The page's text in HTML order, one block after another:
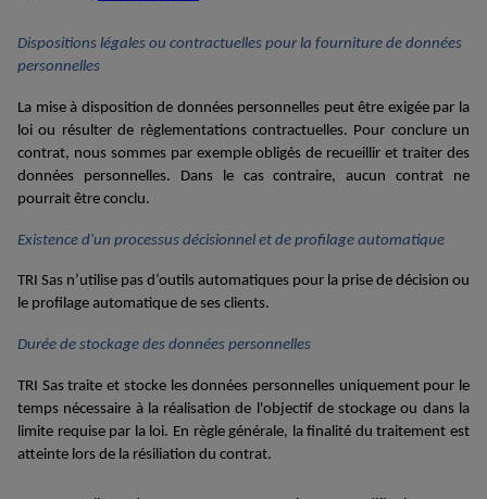
Dispositions légales ou contractuelles pour la fourniture de données
personnelles
La mise à disposition de données personnelles peut être exigée par la
loi ou résulter de règlementations contractuelles. Pour conclure un
contrat, nous sommes par exemple obligés de recueillir et traiter des
données personnelles. Dans le cas contraire, aucun contrat ne
pourrait être conclu.
Existence d'un processus décisionnel et de profilage automatique
TRI Sas n’utilise pas d’outils automatiques pour la prise de décision ou
le profilage automatique de ses clients.
Durée de stockage des données personnelles
TRI Sastraite et stockeles données personnelles uniquement pour le
temps nécessaire à la réalisation de l'objectif de stockage ou dans la
limite requise par la loi. En règle générale, la finalité du traitement est
atteinte lors de la résiliation du contrat.